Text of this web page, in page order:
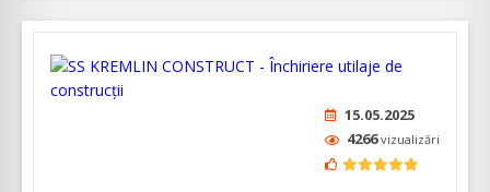
15.05.2025
4266vizualizări